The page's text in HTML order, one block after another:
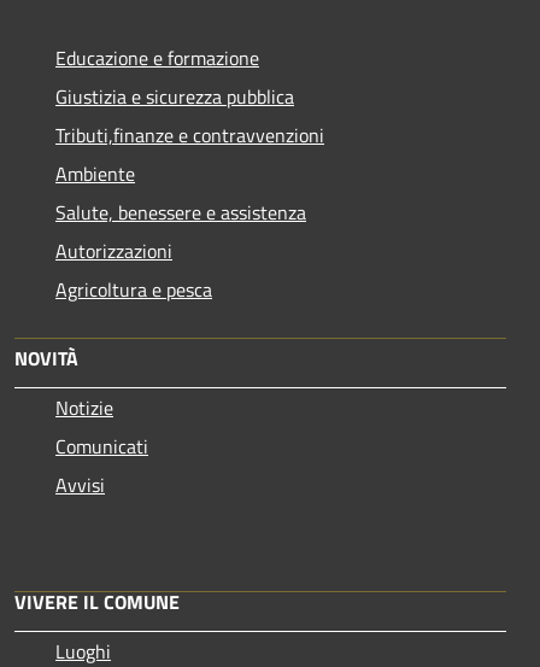
Educazione e formazione
Giustizia e sicurezza pubblica
Tributi,finanze e contravvenzioni
Ambiente
Salute, benessere e assistenza
Autorizzazioni
Agricoltura e pesca
NOVITÀ
Notizie
Comunicati
Avvisi
VIVERE IL COMUNE
Luoghi